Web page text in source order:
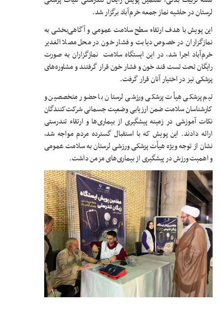
لرستان در حاشیه نماز جمعه خرم‌آباد برگزار شد.
این پویش با هدف ارتقاء سطح سلامت عمومی و آگاهی‌بخشی به
نمازگزاران در خصوص دیابت و فشار خون در محل مصلا الغدیر
خرم‌آباد اجرا شد، در این ایستگاه سلامت نمازگزاران به صورت
رایگان تحت تست قند خون و فشار خون قرار گرفتند و مشاوره‌های
پزشکی نیز در اختیار آنان قرار گرفت.
تیم پزشکی هیأت پزشکی ورزشی لرستان با حضور متخصصین و
کارشناسان سلامت ضمن ارزیابی وضعیت جسمانی شرکت‌کنندگان
نکات آموزشی در زمینه پیشگیری از بیماری‌ها و ارتقاء تندرستی
ارائه دادند. این پویش که با استقبال گسترده مردم مواجه شد،
نشان از توجه ویژه هیأت پزشکی ورزشی لرستان به سلامت عمومی
و اهمیت ورزش در پیشگیری از بیماری‌های مزمن داشت.